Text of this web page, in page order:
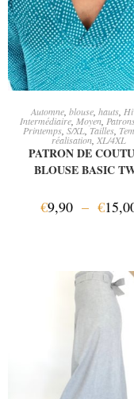
CHOIX DES
Automne blouse hauts
Intermédiaire Moyen
Printemps S/XL ,Tailles
réalisation XL/4XL
PATRON DE
BLOUSE BASIC
€9,90 – €